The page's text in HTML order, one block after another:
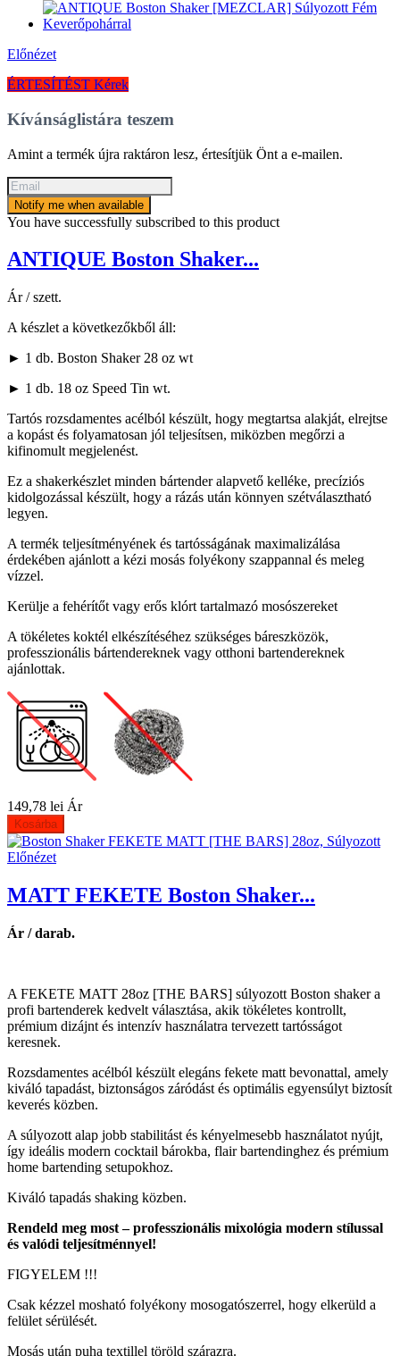
Előnézet
ÉRTESÍTÉST Kérek
Kívánságlistára teszem
Amint a termék újra raktáron lesz, értesítjük Önt a e-mailen.
Notify me when available
You have successfully subscribed to this product
ANTIQUE Boston Shaker...
Ár / szett.
A készlet a következőkből áll:
► 1 db. Boston Shaker 28 oz wt
► 1 db. 18 oz Speed ​​​​Tin wt.
Tartós rozsdamentes acélból készült, hogy megtartsa alakját, elrejtse
a kopást és folyamatosan jól teljesítsen, miközben megőrzi a
kifinomult megjelenést.
Ez a shakerkészlet minden bártender alapvető kelléke, precíziós
kidolgozással készült, hogy a rázás után könnyen szétválasztható
legyen.
A termék teljesítményének és tartósságának maximalizálása
érdekében ajánlott a kézi mosás folyékony szappannal és meleg
vízzel.
Kerülje a fehérítőt vagy erős klórt tartalmazó mosószereket
A tökéletes koktél elkészítéséhez szükséges báreszközök,
professzionális bártendereknek vagy otthoni bartendereknek
ajánlottak.
149,78 lei Ár
Kosárba
Előnézet
MATT FEKETE Boston Shaker...
Ár / darab.
A FEKETE MATT 28oz [THE BARS] súlyozott Boston shaker a
profi bartenderek kedvelt választása, akik tökéletes kontrollt,
prémium dizájnt és intenzív használatra tervezett tartósságot
keresnek.
Rozsdamentes acélból készült elegáns fekete matt bevonattal, amely
kiváló tapadást, biztonságos záródást és optimális egyensúlyt biztosít
keverés közben.
A súlyozott alap jobb stabilitást és kényelmesebb használatot nyújt,
így ideális modern cocktail bárokba, flair bartendinghez és prémium
home bartending setupokhoz.
Kiváló tapadás shaking közben.
Rendeld meg most – professzionális mixológia modern stílussal
és valódi teljesítménnyel!
FIGYELEM !!!
Csak kézzel mosható folyékony mosogatószerrel, hogy elkerüld a
felület sérülését.
Mosás után puha textillel töröld szárazra.